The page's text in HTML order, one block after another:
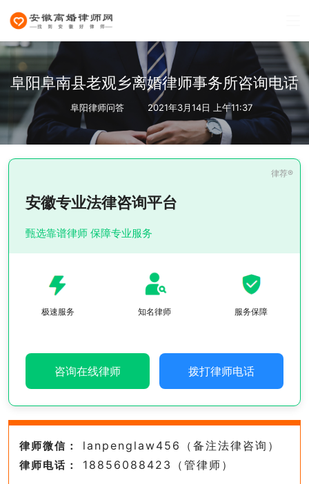
阜阳阜南县老观乡离婚律师事务所咨询电话
阜阳律师问答 2021年3月14日 上午11:37
安徽专业法律咨询平台
甄选靠谱律师 保障专业服务
极速服务 知名律师 服务保障
咨询在线律师 拨打律师电话
律师微信： lanpenglaw456（备注法律咨询）
律师电话： 18856088423（管律师）